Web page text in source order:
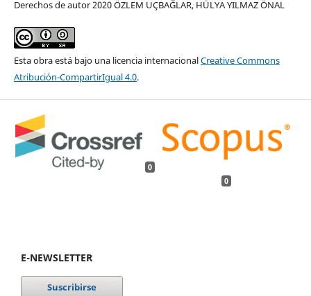
Derechos de autor 2020 ÖZLEM UÇBAĞLAR, HÜLYA YILMAZ ÖNAL
Esta obra está bajo una licencia internacionalCreative Commons
Atribución-CompartirIgual 4.0.
0
0
E-NEWSLETTER